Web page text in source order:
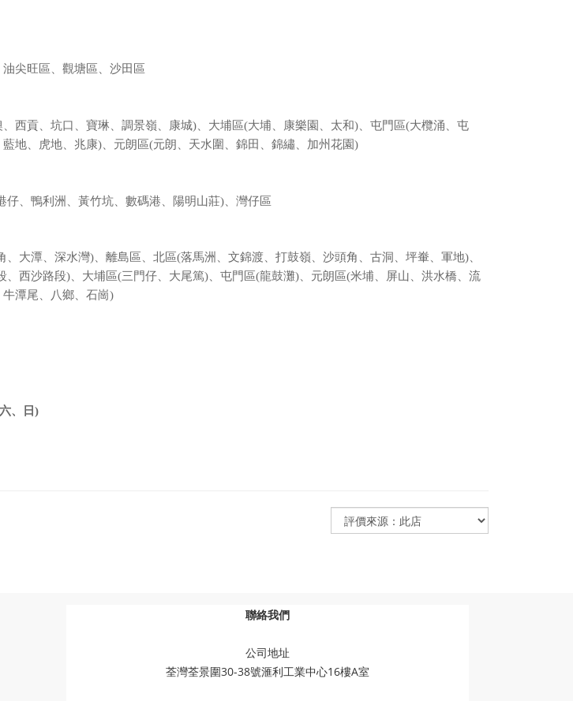
尖旺區、觀塘區、沙田區
西貢、坑口、寶琳、調景嶺、康城)、大埔區(大埔、康樂園、太和)、屯門區(大欖涌、屯
地、虎地、兆康)、元朗區(元朗、天水圍、錦田、錦繡、加州花園)
仔、鴨利洲、黃竹坑、數碼港、陽明山莊)、灣仔區
大潭、深水灣)、離島區、北區(落馬洲、文錦渡、打鼓嶺、沙頭角、古洞、坪輋、軍地)、
、西沙路段)、大埔區(三門仔、大尾篤)、屯門區(龍鼓灘)、元朗區(米埔、屏山、洪水橋、流
潭尾、八鄉、石崗)
、日)
聯絡我們
公司地址
荃灣荃景圍30-38號滙利工業中心16樓A室